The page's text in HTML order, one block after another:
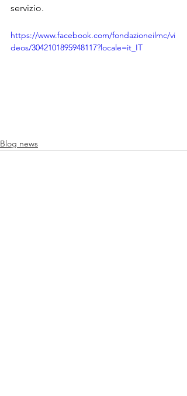
servizio.
https://www.facebook.com/fondazioneilmc/vi
deos/3042101895948117?locale=it_IT
Blog news